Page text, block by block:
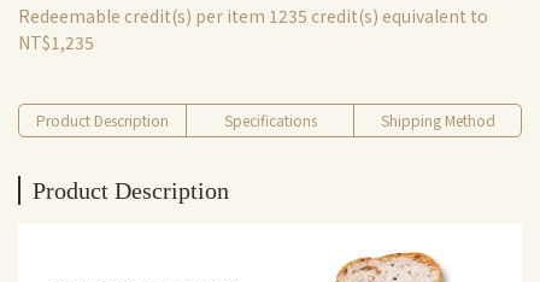
Redeemable credit(s) per item 1235 credit(s) equivalent to
NT$1,235
Product Description Specifications Shipping Method
Product Description